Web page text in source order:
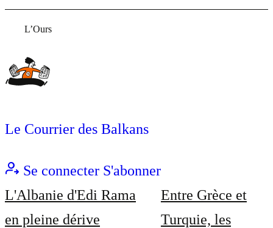
L’Ours
Le Courrier des Balkans
Se connecter S'abonner
L'Albanie d'Edi Rama
en pleine dérive
Entre Grèce et
Turquie, les